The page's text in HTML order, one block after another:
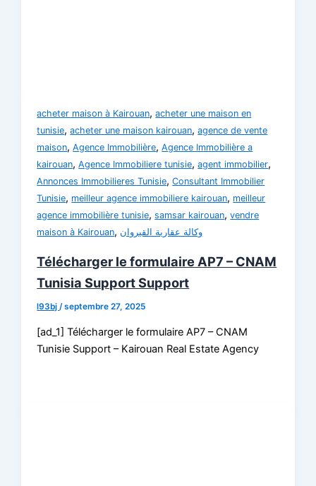
acheter maison à Kairouan,acheter une maison en
tunisie,acheter une maison kairouan,agence de vente
maison,Agence Immobilière,Agence Immobilière a
kairouan,Agence Immobiliere tunisie,agent immobilier,
Annonces Immobilieres Tunisie,Consultant Immobilier
Tunisie, meilleur agence immobiliere kairouan, meilleur
agence immobilière tunisie,samsar kairouan,vendre
maison à Kairouan, وكالة عقارية القيروان
Télécharger le formulaire AP7 – CNAM
Tunisia Support Support
l93bj/septembre 27, 2025
[ad_1] Télécharger le formulaire AP7 – CNAM
Tunisie Support – Kairouan Real Estate Agency